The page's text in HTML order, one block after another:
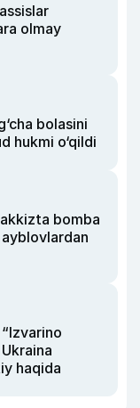
olmay
bolasini
hukmi o‘qildi
bomba
haqida